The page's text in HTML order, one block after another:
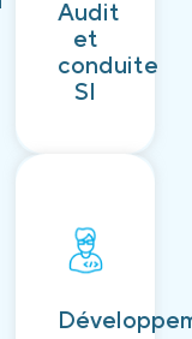
Audit
et
conduite
SI
Découvrir